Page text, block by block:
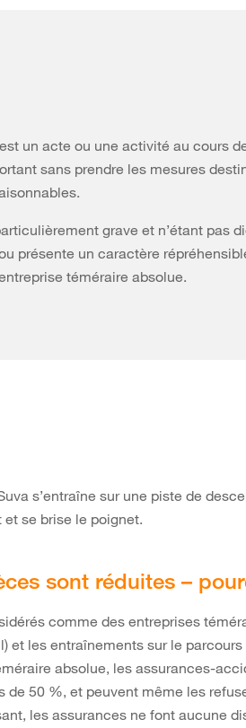
est un acte ou une activité au cours
sans prendre les mesures
grave et n’étant pas
présente un caractère
téméraire absolue.
s’entraîne sur une piste de
se brise le poignet.
sont réduites –
comme des entreprises
et les entraînements sur le
absolue, les assurances-
de 50 %, et peuvent même les
les assurances ne font aucune